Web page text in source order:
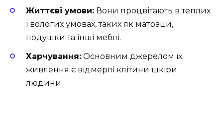
Життєві умови: Вони процвітають в теплих
і вологих умовах, таких як матраци,
подушки та інші меблі.
Харчування: Основним джерелом їх
живлення є відмерлі клітини шкіри
людини.